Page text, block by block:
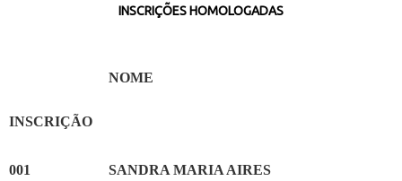
INSCRIÇÕES HOMOLOGADAS
INSCRIÇÃO
NOME
001 SANDRA MARIA AIRES